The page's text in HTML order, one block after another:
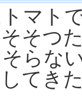
マト
そつ
らな
てき